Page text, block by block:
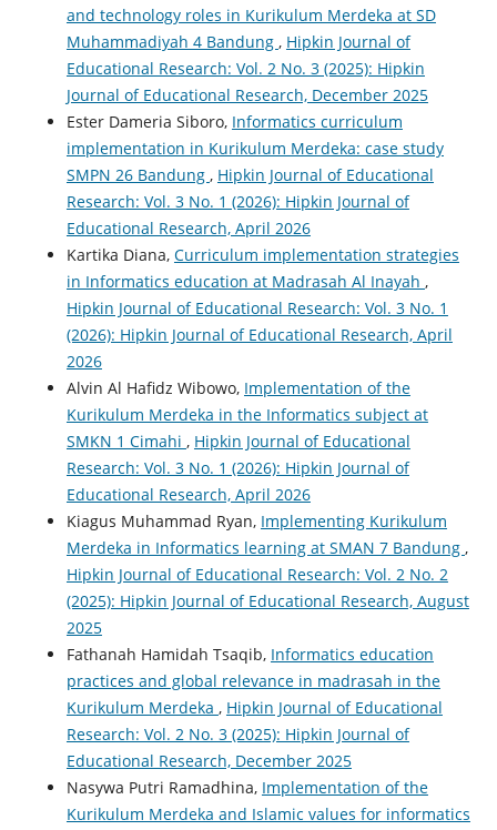
and technology roles in Kurikulum Merdeka at SD
Muhammadiyah 4 Bandung , Hipkin Journal of
Educational Research: Vol. 2 No. 3 (2025): Hipkin
Journal of Educational Research, December 2025
Ester Dameria Siboro, Informatics curriculum
implementation in Kurikulum Merdeka: case study
SMPN 26 Bandung , Hipkin Journal of Educational
Research: Vol. 3 No. 1 (2026): Hipkin Journal of
Educational Research, April 2026
Kartika Diana, Curriculum implementation strategies
in Informatics education at Madrasah Al Inayah ,
Hipkin Journal of Educational Research: Vol. 3 No. 1
(2026): Hipkin Journal of Educational Research, April
2026
Alvin Al Hafidz Wibowo, Implementation of the
Kurikulum Merdeka in the Informatics subject at
SMKN 1 Cimahi , Hipkin Journal of Educational
Research: Vol. 3 No. 1 (2026): Hipkin Journal of
Educational Research, April 2026
Kiagus Muhammad Ryan, Implementing Kurikulum
Merdeka in Informatics learning at SMAN 7 Bandung ,
Hipkin Journal of Educational Research: Vol. 2 No. 2
(2025): Hipkin Journal of Educational Research, August
2025
Fathanah Hamidah Tsaqib, Informatics education
practices and global relevance in madrasah in the
Kurikulum Merdeka , Hipkin Journal of Educational
Research: Vol. 2 No. 3 (2025): Hipkin Journal of
Educational Research, December 2025
Nasywa Putri Ramadhina, Implementation of the
Kurikulum Merdeka and Islamic values for informatics